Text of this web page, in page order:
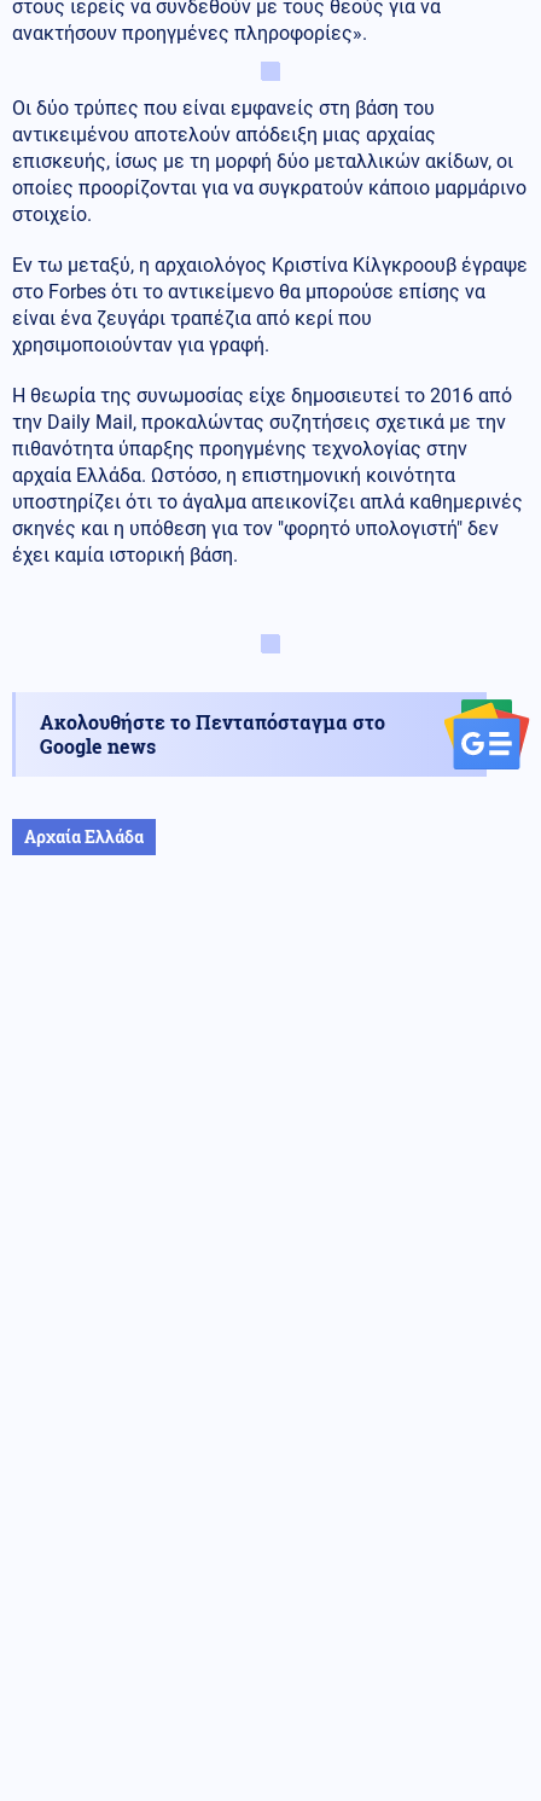
στους ιερείς να συνδεθούν με τους θεούς για να
ανακτήσουν προηγμένες πληροφορίες».
Οι δύο τρύπες που είναι εμφανείς στη βάση του
αντικειμένου αποτελούν απόδειξη μιας αρχαίας
επισκευής, ίσως με τη μορφή δύο μεταλλικών ακίδων, οι
οποίες προορίζονται για να συγκρατούν κάποιο μαρμάρινο
στοιχείο.
Εν τω μεταξύ, η αρχαιολόγος Κριστίνα Κίλγκροουβ έγραψε
στο Forbes ότι το αντικείμενο θα μπορούσε επίσης να
είναι ένα ζευγάρι τραπέζια από κερί που
χρησιμοποιούνταν για γραφή.
Η θεωρία της συνωμοσίας είχε δημοσιευτεί το 2016 από
την Daily Mail, προκαλώντας συζητήσεις σχετικά με την
πιθανότητα ύπαρξης προηγμένης τεχνολογίας στην
αρχαία Ελλάδα. Ωστόσο, η επιστημονική κοινότητα
υποστηρίζει ότι το άγαλμα απεικονίζει απλά καθημερινές
σκηνές και η υπόθεση για τον "φορητό υπολογιστή" δεν
έχει καμία ιστορική βάση.
Ακολουθήστε το Πενταπόσταγμα στο
Google news
Αρχαία Ελλάδα